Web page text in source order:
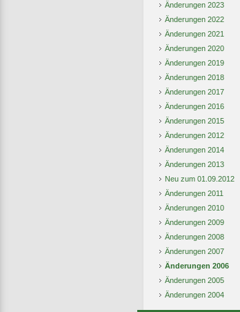
Änderungen 2023
Änderungen 2022
Änderungen 2021
Änderungen 2020
Änderungen 2019
Änderungen 2018
Änderungen 2017
Änderungen 2016
Änderungen 2015
Änderungen 2012
Änderungen 2014
Änderungen 2013
Neu zum 01.09.2012
Änderungen 2011
Änderungen 2010
Änderungen 2009
Änderungen 2008
Änderungen 2007
Änderungen 2006
Änderungen 2005
Änderungen 2004